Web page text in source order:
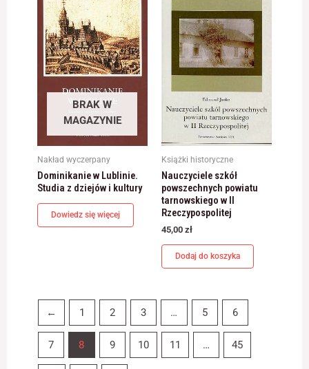
BRAK W
MAGAZYNIE
Nakład wyczerpany
Dominikanie w Lublinie.
Studia z dziejów i kultury
Dowiedz się więcej
Książki historyczne
Nauczyciele szkół
powszechnych powiatu
tarnowskiego w II
Rzeczypospolitej
45,00 zł
Dodaj do koszyka
← 1 2 3 … 5 6
7 8 9 10 11 … 45